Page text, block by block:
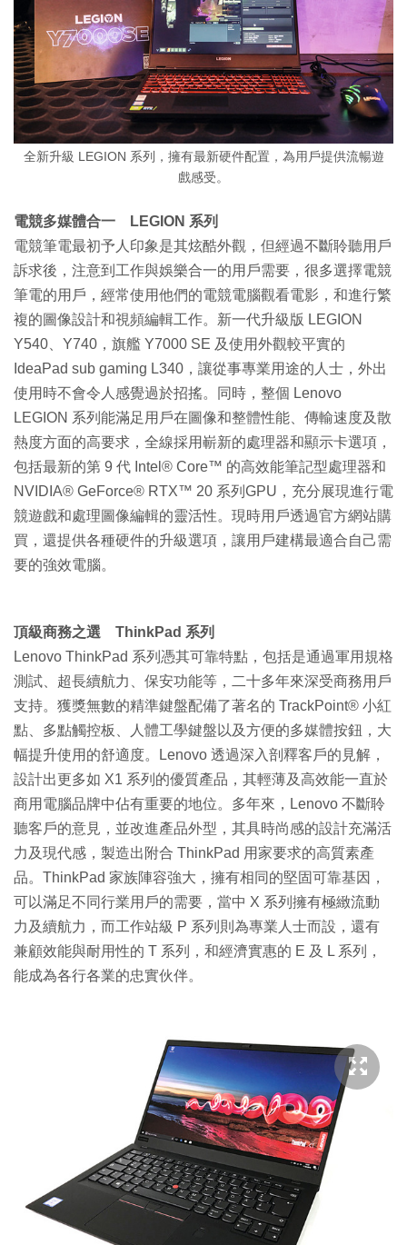
全新升級 LEGION 系列，擁有最新硬件配置，為用戶提供流暢遊
戲感受。
電競多媒體合一 LEGION 系列
電競筆電最初予人印象是其炫酷外觀，但經過不斷聆聽用戶
訴求後，注意到工作與娛樂合一的用戶需要，很多選擇電競
筆電的用戶，經常使用他們的電競電腦觀看電影，和進行繁
複的圖像設計和視頻編輯工作。新一代升級版 LEGION
Y540、Y740，旗艦 Y7000 SE 及使用外觀較平實的
IdeaPad sub gaming L340，讓從事專業用途的人士，外出
使用時不會令人感覺過於招搖。同時，整個 Lenovo
LEGION 系列能滿足用戶在圖像和整體性能、傳輸速度及散
熱度方面的高要求，全線採用嶄新的處理器和顯示卡選項，
包括最新的第 9 代 Intel® Core™ 的高效能筆記型處理器和
NVIDIA® GeForce® RTX™ 20 系列GPU，充分展現進行電
競遊戲和處理圖像編輯的靈活性。現時用戶透過官方網站購
買，還提供各種硬件的升級選項，讓用戶建構最適合自己需
要的強效電腦。
頂級商務之選 ThinkPad 系列
Lenovo ThinkPad 系列憑其可靠特點，包括是通過軍用規格
測試、超長續航力、保安功能等，二十多年來深受商務用戶
支持。獲獎無數的精準鍵盤配備了著名的 TrackPoint® 小紅
點、多點觸控板、人體工學鍵盤以及方便的多媒體按鈕，大
幅提升使用的舒適度。Lenovo 透過深入剖釋客戶的見解，
設計出更多如 X1 系列的優質產品，其輕薄及高效能一直於
商用電腦品牌中佔有重要的地位。多年來，Lenovo 不斷聆
聽客戶的意見，並改進產品外型，其具時尚感的設計充滿活
力及現代感，製造出附合 ThinkPad 用家要求的高質素產
品。ThinkPad 家族陣容強大，擁有相同的堅固可靠基因，
可以滿足不同行業用戶的需要，當中 X 系列擁有極緻流動
力及續航力，而工作站級 P 系列則為專業人士而設，還有
兼顧效能與耐用性的 T 系列，和經濟實惠的 E 及 L 系列，
能成為各行各業的忠實伙伴。